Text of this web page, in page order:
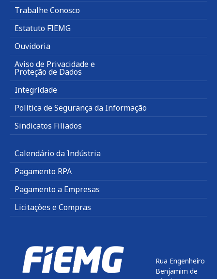
Trabalhe Conosco
Estatuto FIEMG
Ouvidoria
Aviso de Privacidade e
Proteção de Dados
Integridade
Política de Segurança da Informação
Sindicatos Filiados
Calendário da Indústria
Pagamento RPA
Pagamento a Empresas
Licitações e Compras
Rua Engenheiro
Benjamim de